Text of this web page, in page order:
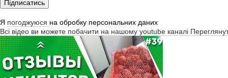
Підписатись
Я погоджуюся на обробку персональних даних
Всі відео ви можете побачити на нашому youtube каналі